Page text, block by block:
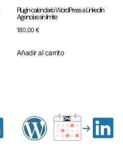
Plugin calendario WordPress a Linkedin
Agencias sin limite
180,00€
Añadir al carrito